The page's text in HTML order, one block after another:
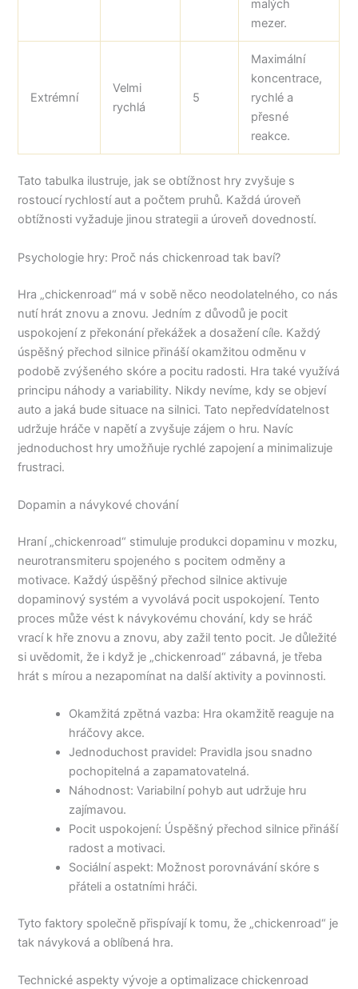
malých
mezer.
Extrémní
Velmi
rychlá
5
Maximální
koncentrace,
rychlé a
přesné
reakce.
Tato tabulka ilustruje, jak se obtížnost hry zvyšuje s
rostoucí rychlostí aut a počtem pruhů. Každá úroveň
obtížnosti vyžaduje jinou strategii a úroveň dovedností.
Psychologie hry: Proč nás chickenroad tak baví?
Hra „chickenroad“ má v sobě něco neodolatelného, co nás
nutí hrát znovu a znovu. Jedním z důvodů je pocit
uspokojení z překonání překážek a dosažení cíle. Každý
úspěšný přechod silnice přináší okamžitou odměnu v
podobě zvýšeného skóre a pocitu radosti. Hra také využívá
principu náhody a variability. Nikdy nevíme, kdy se objeví
auto a jaká bude situace na silnici. Tato nepředvídatelnost
udržuje hráče v napětí a zvyšuje zájem o hru. Navíc
jednoduchost hry umožňuje rychlé zapojení a minimalizuje
frustraci.
Dopamin a návykové chování
Hraní „chickenroad“ stimuluje produkci dopaminu v mozku,
neurotransmiteru spojeného s pocitem odměny a
motivace. Každý úspěšný přechod silnice aktivuje
dopaminový systém a vyvolává pocit uspokojení. Tento
proces může vést k návykovému chování, kdy se hráč
vrací k hře znovu a znovu, aby zažil tento pocit. Je důležité
si uvědomit, že i když je „chickenroad“ zábavná, je třeba
hrát s mírou a nezapomínat na další aktivity a povinnosti.
Okamžitá zpětná vazba: Hra okamžitě reaguje na
hráčovy akce.
Jednoduchost pravidel: Pravidla jsou snadno
pochopitelná a zapamatovatelná.
Náhodnost: Variabilní pohyb aut udržuje hru
zajímavou.
Pocit uspokojení: Úspěšný přechod silnice přináší
radost a motivaci.
Sociální aspekt: Možnost porovnávání skóre s
přáteli a ostatními hráči.
Tyto faktory společně přispívají k tomu, že „chickenroad“ je
tak návyková a oblíbená hra.
Technické aspekty vývoje a optimalizace chickenroad